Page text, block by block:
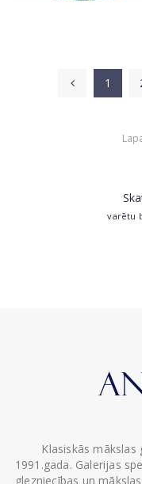
1
varētu
Klasiskās
1991.gada. Galerijas
glezniecības un